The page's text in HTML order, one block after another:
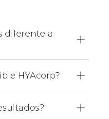
diferente a
HYAcorp?